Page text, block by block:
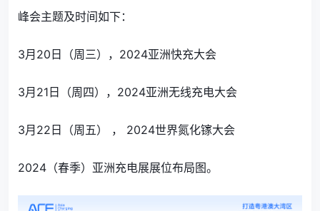
峰会主题及时间如下：
3月20日（周三），2024亚洲快充大会
3月21日（周四），2024亚洲无线充电大会
3月22日（周五） ， 2024世界氮化镓大会
2024（春季）亚洲充电展展位布局图。